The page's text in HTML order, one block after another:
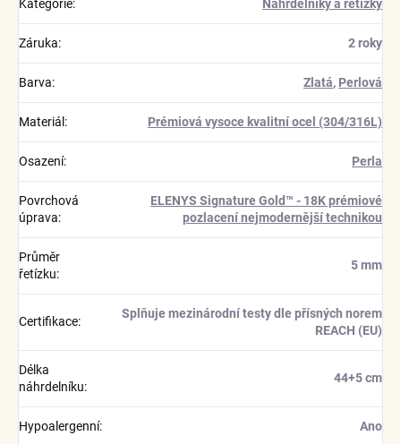
Kategorie: Náhrdelníky a řetízky
Záruka: 2 roky
Barva: Zlatá, Perlová
Materiál : Prémiová vysoce kvalitní ocel (304/316L)
Osazení: Perla
Povrchová
úprava:
ELENYS Signature Gold™ - 18K prémiové
pozlacení nejmodernější technikou
Průměr
řetízku:
5 mm
Certifikace:
Splňuje mezinárodní testy dle přísných norem
REACH (EU)
Délka
náhrdelníku:
44+5 cm
Hypoalergenní: Ano